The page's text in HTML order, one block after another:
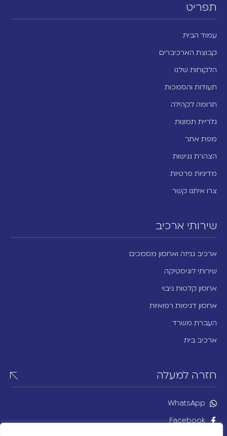
תפריט
עמוד הבית
קבוצת הארכיברים
הלקוחות שלנו
תעודות והסמכות
תרומה לקהילה
גלריית תמונות
מפת אתר
הצהרת נגישות
מדיניות פרטיות
צרו איתנו קשר
שירותי ארכיב
ארכיב גניזה ואחסון מסמכים
שירותי לוגיסטיקה
אחסון קלטות גיבוי
אחסון דגימות רפואיות
העברת משרד
ארכיב בית
חזרה למעלה
Facebook